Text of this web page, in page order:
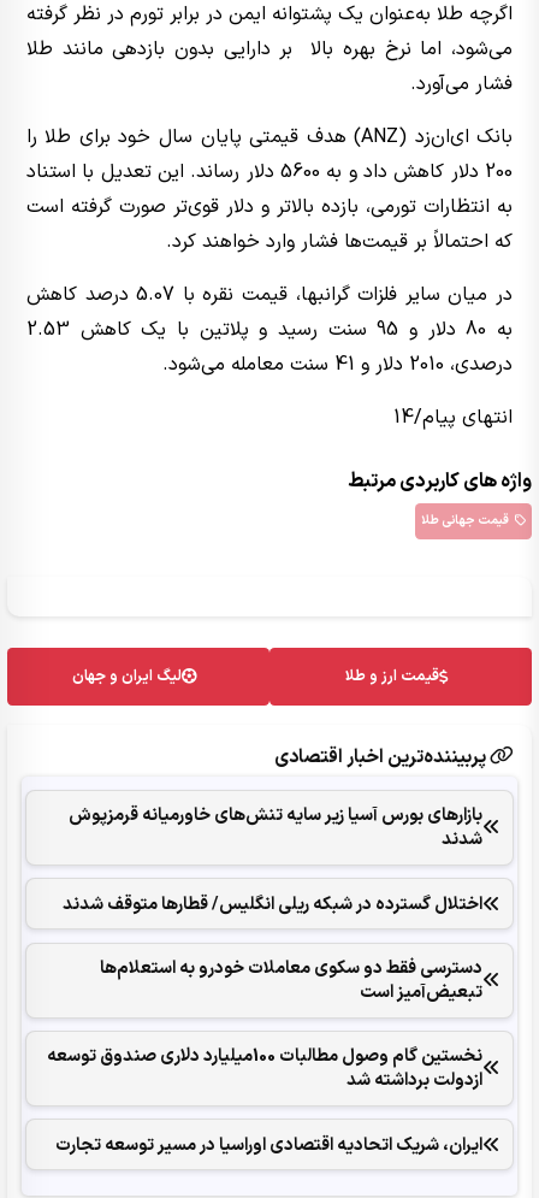
اگرچه طلا به‌عنوان یک پشتوانه ایمن در برابر تورم در نظر گرفته
می‌شود، اما نرخ بهره بالا بر دارایی بدون بازدهی مانند طلا
فشار می‌آورد.
بانک ای‌ان‌زد (ANZ) هدف قیمتی پایان سال خود برای طلا را
200 دلار کاهش داد و به 5600 دلار رساند. این تعدیل با استناد
به انتظارات تورمی، بازده بالاتر و دلار قوی‌تر صورت گرفته است
که احتمالاً بر قیمت‌ها فشار وارد خواهند کرد.
در میان سایر فلزات گرانبها، قیمت نقره با 5.07 درصد کاهش
به 80 دلار و 95 سنت رسید و پلاتین با یک کاهش 2.53
درصدی، 2010 دلار و 41 سنت معامله می‌شود.
انتهای پیام/14
واژه های کاربردی مرتبط
قیمت جهانی طلا
قیمت ارز و طلا لیگ ایران و جهان
پربیننده‌ترین اخبار اقتصادی
بازارهای بورس آسیا زیر سایه تنش‌های خاورمیانه قرمزپوش
شدند
اختلال گسترده در شبکه ریلی انگلیس/ قطارها متوقف شدند
دسترسی فقط دو سکوی معاملات خودرو به استعلام‌ها
تبعیض‌آمیز است
نخستین گام وصول مطالبات 100میلیارد دلاری صندوق توسعه
ازدولت برداشته شد
ایران، شریک اتحادیه اقتصادی اوراسیا در مسیر توسعه تجارت